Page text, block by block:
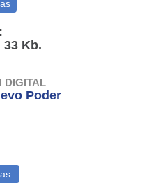
33 Kb.
DIGITAL
Poder